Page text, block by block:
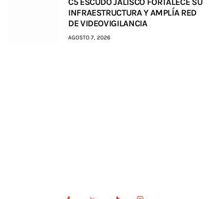
INFRAESTRUCTURA Y AMPLÍA RED
DE VIDEOVIGILANCIA
AGOSTO 7, 2026